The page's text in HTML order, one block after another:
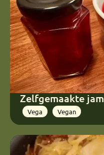
Zelfgemaakte jam
Vega Vegan